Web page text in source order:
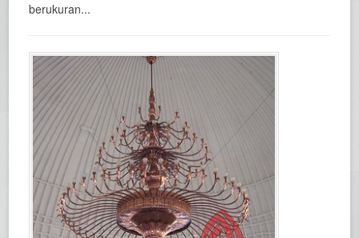
berukuran...